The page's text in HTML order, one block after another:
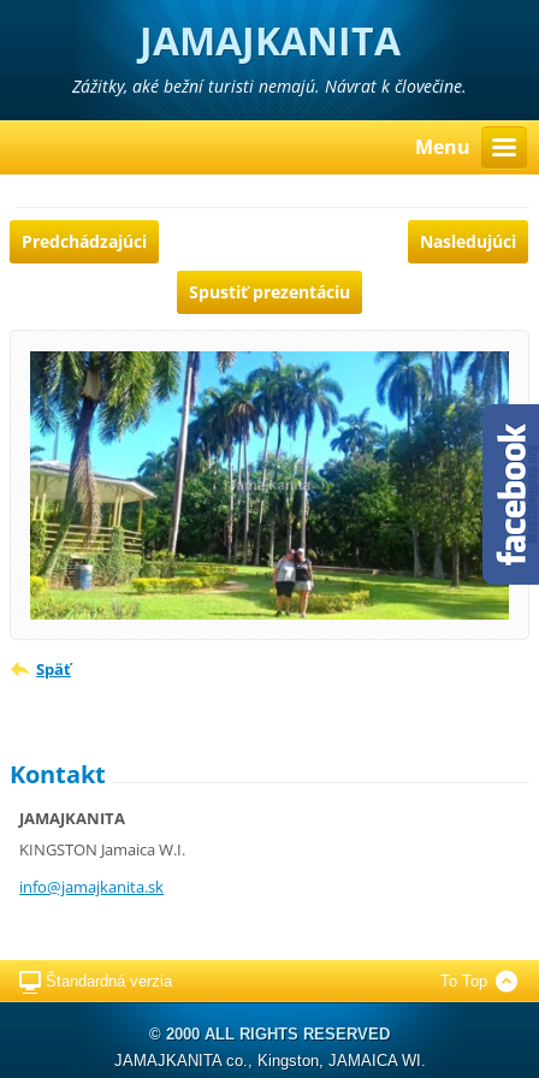
JAMAJKANITA
Zážitky, aké bežní turisti nemajú. Návrat k človečine.
Menu
Predchádzajúci Nasledujúci
Spustiť prezentáciu
Späť
Kontakt
JAMAJKANITA
KINGSTON Jamaica W.I.
info@jamajkanita.sk
Štandardná verzia To Top
© 2000 ALL RIGHTS RESERVED
JAMAJKANITA co., Kingston, JAMAICA WI.